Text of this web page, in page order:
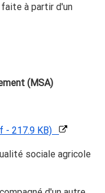
à partir d'un
(MSA)
- 217.9 KB)
sociale agricole